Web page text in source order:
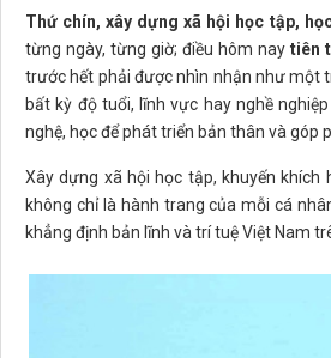
Thứ chín, xây dựng xã hội học tập,
từng ngày, từng giờ; điều hôm nay tiên
trước hết phải được nhìn nhận như một
bất kỳ độ tuổi, lĩnh vực hay nghề
nghệ, học để phát triển bản thân và
Xây dựng xã hội học tập, khuyến
không chỉ là hành trang của mỗi cá
khẳng định bản lĩnh và trí tuệ Việt Nam